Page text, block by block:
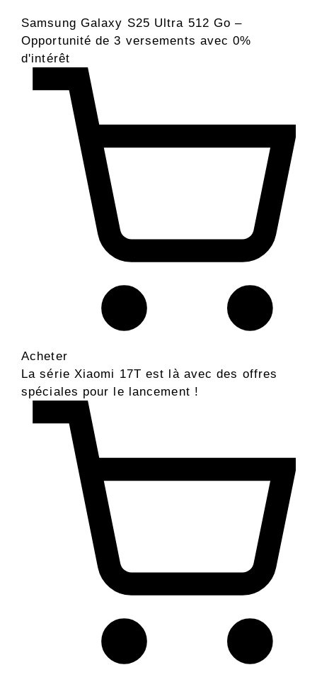
Samsung Galaxy S25 Ultra 512 Go –
Opportunité de 3 versements avec 0%
d'intérêt
Acheter
La série Xiaomi 17T est là avec des offres
spéciales pour le lancement !